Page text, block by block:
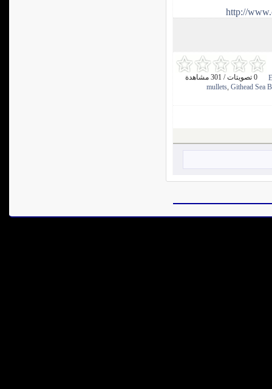
http://
0 تصويتات / 301 مشاهدة
mullets Githead Sea